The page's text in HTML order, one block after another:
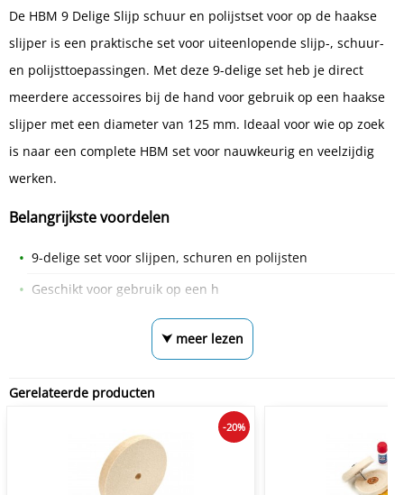
De HBM 9 Delige Slijp schuur en polijstset voor op de haakse
slijper is een praktische set voor uiteenlopende slijp-, schuur-
en polijsttoepassingen. Met deze 9-delige set heb je direct
meerdere accessoires bij de hand voor gebruik op een haakse
slijper met een diameter van 125 mm. Ideaal voor wie op zoek
is naar een complete HBM set voor nauwkeurig en veelzijdig
werken.
Belangrijkste voordelen
9-delige set voor slijpen, schuren en polijsten
Geschikt voor gebruik op een h
⮟ meer lezen
Gerelateerde producten
-20%